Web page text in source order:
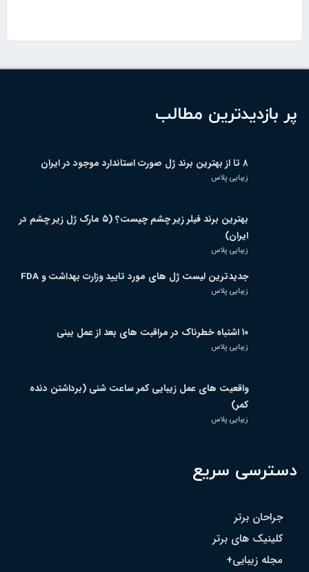
پر بازدیدترین مطالب
۸ تا از بهترین برند ژل صورت استاندارد موجود در ایران
زیبایی پلاس
بهترین برند فیلر زیر چشم چیست؟ (۵ مارک ژل زیر چشم در
ایران)
زیبایی پلاس
جدیدترین لیست ژل های مورد تایید وزارت بهداشت و FDA
زیبایی پلاس
۱۰ اشتباه خطرناک در مراقبت های بعد از عمل بینی
زیبایی پلاس
واقعیت های عمل زیبایی کمر ساعت شنی (برداشتن دنده
کمر)
زیبایی پلاس
دسترسی سریع
جراحان برتر
کلینیک های برتر
مجله زیبایی+